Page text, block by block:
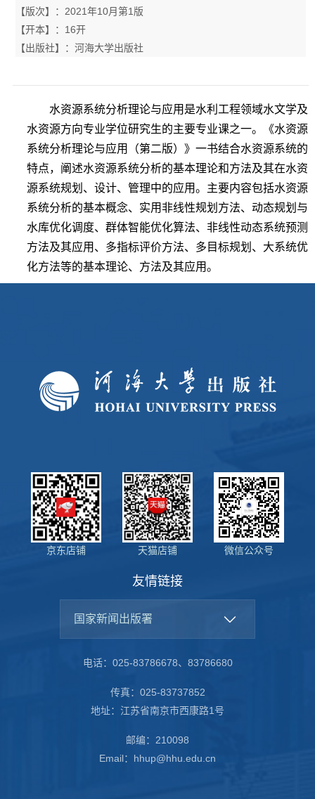
【版次】：2021年10月第1版
【开本】：16开
【出版社】：河海大学出版社
水资源系统分析理论与应用是水利工程领域水文学及
水资源方向专业学位研究生的主要专业课之一。《水资源
系统分析理论与应用（第二版）》一书结合水资源系统的
特点，阐述水资源系统分析的基本理论和方法及其在水资
源系统规划、设计、管理中的应用。主要内容包括水资源
系统分析的基本概念、实用非线性规划方法、动态规划与
水库优化调度、群体智能优化算法、非线性动态系统预测
方法及其应用、多指标评价方法、多目标规划、大系统优
化方法等的基本理论、方法及其应用。
友情链接
国家新闻出版署
电话：025-83786678、83786680
传真：025-83737852
地址：江苏省南京市西康路1号
邮编：210098
Email：hhup@hhu.edu.cn
京东店铺 天猫店铺 微信公众号